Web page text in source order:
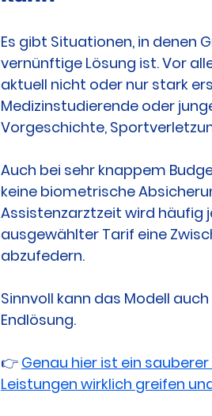
Es gibt Situationen, in denen
vernünftige Lösung ist. Vor
aktuell nicht oder nur stark
Medizinstudierende oder
Vorgeschichte,
Auch bei sehr knappem
keine biometrische
Assistenzarztzeit wird häufig
ausgewählter Tarif eine
abzufedern.
Sinnvoll kann das Modell
Endlösung.
👉 Genau hier ist ein
Leistungen wirklich greifen